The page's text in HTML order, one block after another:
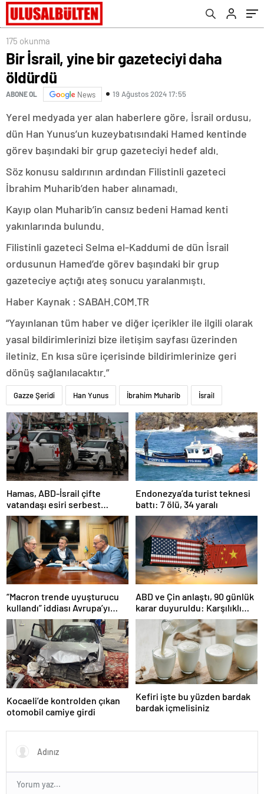
175 okunma
Bir İsrail, yine bir gazeteciyi daha
öldürdü
ABONE OL News 19 Ağustos 2024 17:55
Yerel medyada yer alan haberlere göre, İsrail ordusu,
dün Han Yunus’un kuzeybatısındaki Hamed kentinde
görev başındaki bir grup gazeteciyi hedef aldı.
Söz konusu saldırının ardından Filistinli gazeteci
İbrahim Muharib’den haber alınamadı.
Kayıp olan Muharib’in cansız bedeni Hamad kenti
yakınlarında bulundu.
Filistinli gazeteci Selma el-Kaddumi de dün İsrail
ordusunun Hamed’de görev başındaki bir grup
gazeteciye açtığı ateş sonucu yaralanmıştı.
Haber Kaynak : SABAH.COM.TR
“Yayınlanan tüm haber ve diğer içerikler ile ilgili olarak
yasal bildirimlerinizi bize iletişim sayfası üzerinden
iletiniz. En kısa süre içerisinde bildirimlerinize geri
dönüş sağlanılacaktır.”
Gazze Şeridi Han Yunus İbrahim Muharib İsrail
Hamas, ABD-İsrail çifte
vatandaşı esiri serbest
bırakacağını duyurdu
Endonezya’da turist teknesi
battı: 7 ölü, 34 yaralı
“Macron trende uyuşturucu
kullandı” iddiası Avrupa’yı
karıştırmıştı: Fransa’dan
“peçeteli” yalanlama geldi!
ABD ve Çin anlaştı, 90 günlük
karar duyuruldu: Karşılıklı
tarife indirimi geldi!
Kocaeli’de kontrolden çıkan
otomobil camiye girdi
Kefiri işte bu yüzden bardak
bardak içmelisiniz